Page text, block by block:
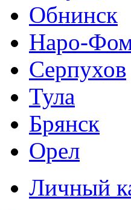
Обнинск
Наро-
Серпухов
Тула
Брянск
Орел
Личный